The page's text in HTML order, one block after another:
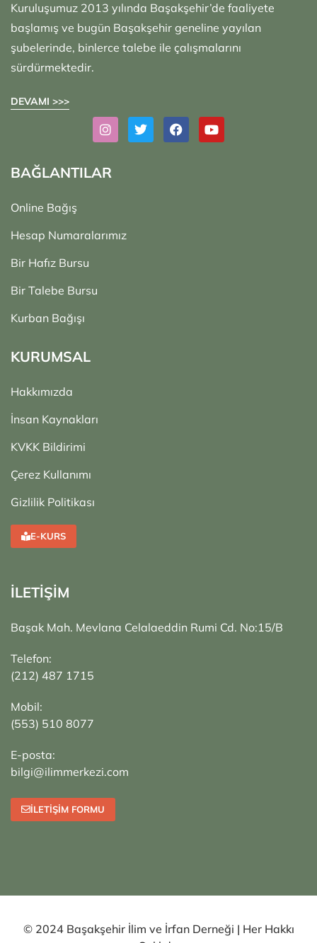
Kuruluşumuz 2013 yılında Başakşehir’de faaliyete
başlamış ve bugün Başakşehir geneline yayılan
şubelerinde, binlerce talebe ile çalışmalarını
sürdürmektedir.
DEVAMI >>>
BAĞLANTILAR
Online Bağış
Hesap Numaralarımız
Bir Hafız Bursu
Bir Talebe Bursu
Kurban Bağışı
KURUMSAL
Hakkımızda
İnsan Kaynakları
KVKK Bildirimi
Çerez Kullanımı
Gizlilik Politikası
E-KURS
İLETİŞİM
Başak Mah. Mevlana Celalaeddin Rumi Cd. No:15/B
Telefon:
(212) 487 1715
Mobil:
(553) 510 8077
E-posta:
bilgi@ilimmerkezi.com
İLETIŞIM FORMU
© 2024 Başakşehir İlim ve İrfan Derneği | Her Hakkı